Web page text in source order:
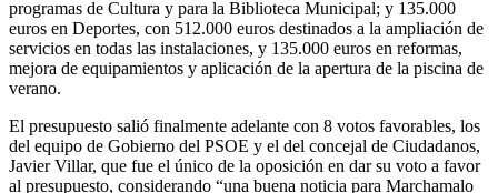
programas de Cultura y para la Biblioteca Municipal; y 135.000
euros en Deportes, con 512.000 euros destinados a la ampliación de
servicios en todas las instalaciones, y 135.000 euros en reformas,
mejora de equipamientos y aplicación de la apertura de la piscina de
verano.
El presupuesto salió finalmente adelante con 8 votos favorables, los
del equipo de Gobierno del PSOE y el del concejal de Ciudadanos,
Javier Villar, que fue el único de la oposición en dar su voto a favor
al presupuesto, considerando “una buena noticia para Marchamalo